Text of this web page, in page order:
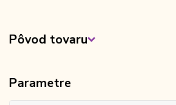
Pôvod tovaru
Parametre